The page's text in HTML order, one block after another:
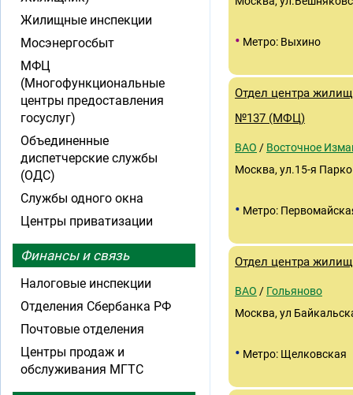
• Метро: Выхино
Отдел центра
№137 (МФЦ)
ВАО / Восточное
Москва, ул.15-я
• Метро:
Отдел центра
ВАО / Гольяново
Москва, ул
• Метро: Щелковская
Жилищные инспекции
Мосэнергосбыт
МФЦ
(Многофункциональные
центры предоставления
госуслуг)
Объединенные
диспетчерские службы
(ОДС)
Службы одного окна
Центры приватизации
Финансы и связь
Налоговые инспекции
Отделения Сбербанка РФ
Почтовые отделения
Центры продаж и
обслуживания МГТС